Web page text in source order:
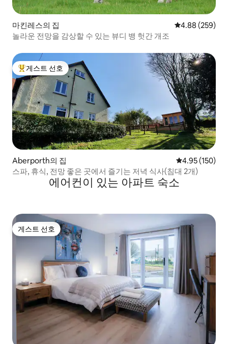
마킨레스의 집 평점 4.88점(5
4.88 (259)
놀라운 전망을 감상할 수 있는 뷰디 뱅 헛간 개조
상위 게스트 선호
게스트 선호
Aberporth의 집 평점 4.95점(5
4.95 (150)
스파, 휴식, 전망 좋은 곳에서 즐기는 저녁 식사(침대 2개)
에어컨이 있는 아파트 숙소
게스트 선호
게스트 선호